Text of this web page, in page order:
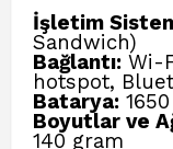
İşletim
Sandwich)
Bağlantı: Wi-
hotspot,
Batarya:
Boyutlar ve
140 gram